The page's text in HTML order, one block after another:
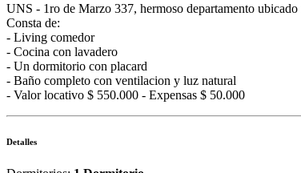
UNS - 1ro de Marzo 337, hermoso departamento
Consta de:
- Living comedor
- Cocina con lavadero
- Un dormitorio con placard
- Baño completo con ventilacion y luz natural
- Valor locativo $ 550.000 - Expensas $ 50.000
Detalles